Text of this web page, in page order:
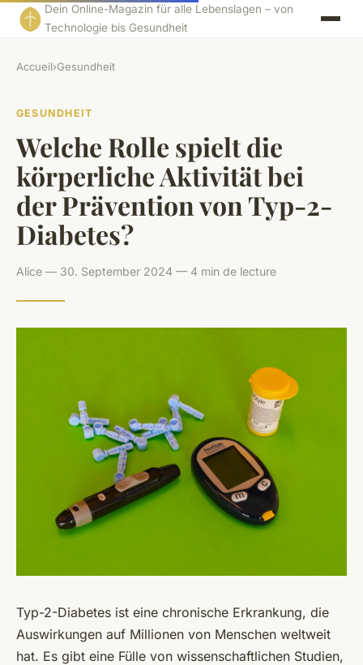
Dein Online-Magazin für alle Lebenslagen – von
Technologie bis Gesundheit
Accueil›Gesundheit
GESUNDHEIT
Welche Rolle spielt die
körperliche Aktivität bei
der Prävention von Typ-2-
Diabetes?
Alice — 30. September 2024 — 4 min de lecture
Typ-2-Diabetes ist eine chronische Erkrankung, die
Auswirkungen auf Millionen von Menschen weltweit
hat. Es gibt eine Fülle von wissenschaftlichen Studien,